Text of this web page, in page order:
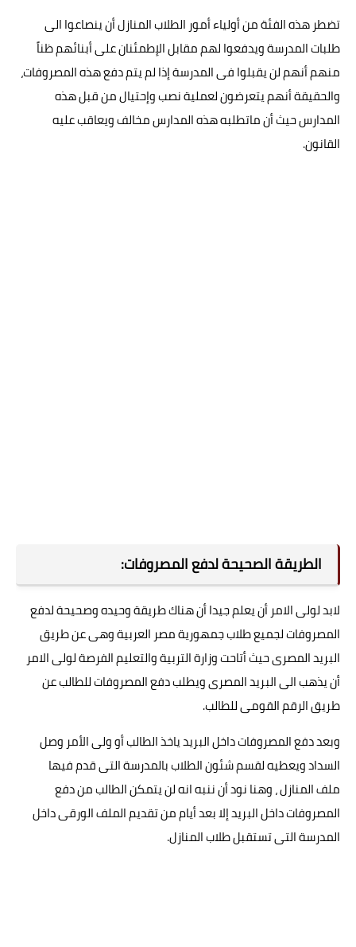
تضطر هذه الفئة من أولياء أمور الطلاب المنازل أن ينصاعوا الى
طلبات المدرسة ويدفعوا لهم مقابل الإطمئنان على أبنائهم ظناً
منهم أنهم لن يقبلوا فى المدرسة إذا لم يتم دفع هذه المصروفات،
والحقيقة أنهم يتعرضون لعملية نصب وإحتيال من قبل هذه
المدارس حيث أن ماتطلبه هذه المدارس مخالف ويعاقب عليه
القانون.
الطريقة الصحيحة لدفع المصروفات:
لابد لولى الامر أن يعلم جيدا أن هناك طريقة وحيده وصحيحة لدفع
المصروفات لجميع طلاب جمهورية مصر العربية وهى عن طريق
البريد المصرى حيث أتاحت وزارة التربية والتعليم الفرصة لولى الامر
أن يذهب الى البريد المصرى ويطلب دفعالمصروفات للطالب عن
طريق الرقم القومى للطالب.
وبعد دفع المصروفات داخل البريد ياخذ الطالب أو ولى الأمر وصل
السداد ويعطيه لقسم شئون الطلاب بالمدرسة التى قدم فيها
ملف المنازل ، وهنا نود أن ننبه انه لن يتمكن الطالب من دفع
المصروفات داخل البريد إلا بعد أيام من تقديم الملف الورقى داخل
المدرسة التى تستقبل طلاب المنازل.